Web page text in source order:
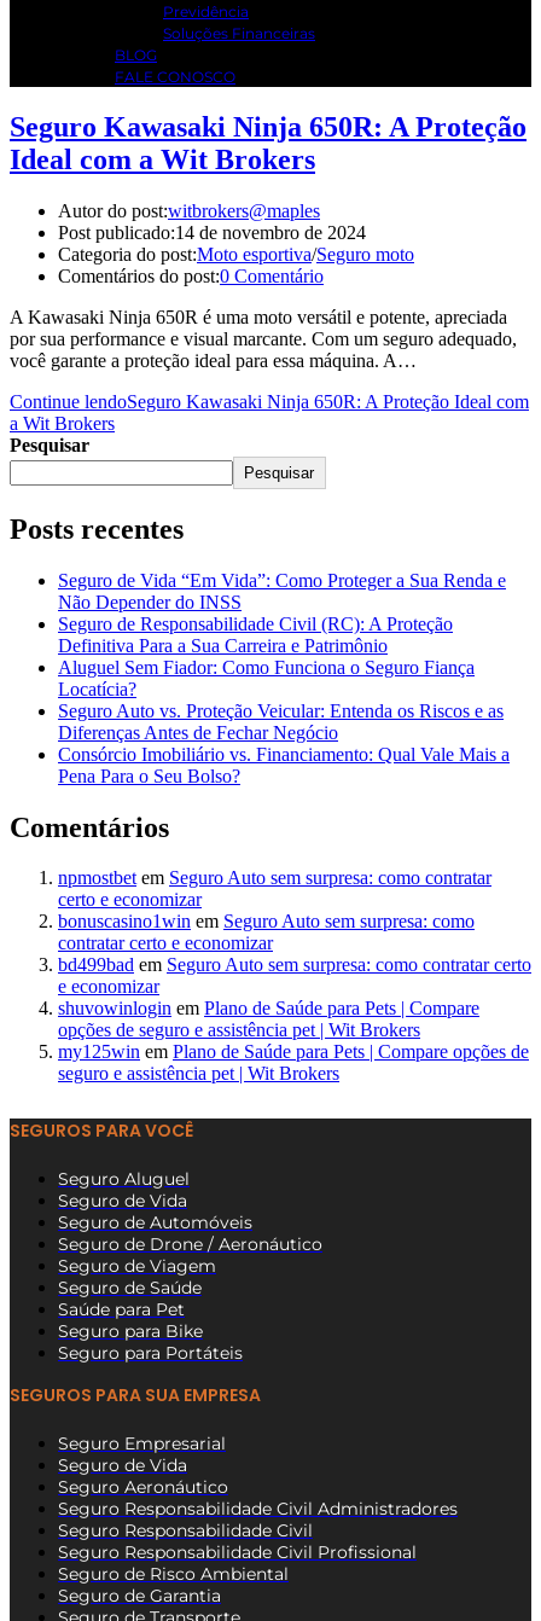
Previdência
Soluções Financeiras
BLOG
FALE CONOSCO
Seguro Kawasaki Ninja 650R: A Proteção
Ideal com a Wit Brokers
Autor do post:witbrokers@maples
Post publicado:14 de novembro de 2024
Categoria do post:Moto esportiva/Seguro moto
Comentários do post:0 Comentário
A Kawasaki Ninja 650R é uma moto versátil e potente, apreciada
por sua performance e visual marcante. Com um seguro adequado,
você garante a proteção ideal para essa máquina. A…
Continue lendoSeguro Kawasaki Ninja 650R: A Proteção Ideal com
a Wit Brokers
Pesquisar
Pesquisar
Posts recentes
Seguro de Vida “Em Vida”: Como Proteger a Sua Renda e
Não Depender do INSS
Seguro de Responsabilidade Civil (RC): A Proteção
Definitiva Para a Sua Carreira e Patrimônio
Aluguel Sem Fiador: Como Funciona o Seguro Fiança
Locatícia?
Seguro Auto vs. Proteção Veicular: Entenda os Riscos e as
Diferenças Antes de Fechar Negócio
Consórcio Imobiliário vs. Financiamento: Qual Vale Mais a
Pena Para o Seu Bolso?
Comentários
npmostbetem Seguro Auto sem surpresa: como contratar
certo e economizar
bonuscasino1win em Seguro Auto sem surpresa: como
contratar certo e economizar
bd499bad em Seguro Auto sem surpresa: como contratar certo
e economizar
shuvowinlogin em Plano de Saúde para Pets | Compare
opções de seguro e assistência pet | Wit Brokers
my125win em Plano de Saúde para Pets | Compare opções de
seguro e assistência pet | Wit Brokers
SEGUROS PARA VOCÊ
Seguro Aluguel
Seguro de Vida
Seguro de Automóveis
Seguro de Drone / Aeronáutico
Seguro de Viagem
Seguro de Saúde
Saúde para Pet
Seguro para Bike
Seguro para Portáteis
SEGUROS PARA SUA EMPRESA
Seguro Empresarial
Seguro de Vida
Seguro Aeronáutico
Seguro Responsabilidade Civil Administradores
Seguro Responsabilidade Civil
Seguro Responsabilidade Civil Profissional
Seguro de Risco Ambiental
Seguro de Garantia